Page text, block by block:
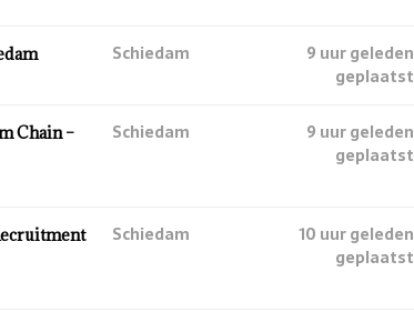
Schiedam
9 uur geleden
geplaatst
Chain – Schiedam
9 uur geleden
geplaatst
Schiedam
10 uur geleden
geplaatst